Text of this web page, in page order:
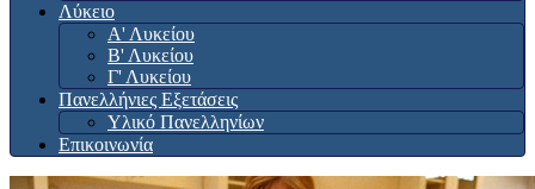
Λύκειο
Α' Λυκείου
Β' Λυκείου
Γ' Λυκείου
Πανελλήνιες Εξετάσεις
Υλικό Πανελληνίων
Επικοινωνία